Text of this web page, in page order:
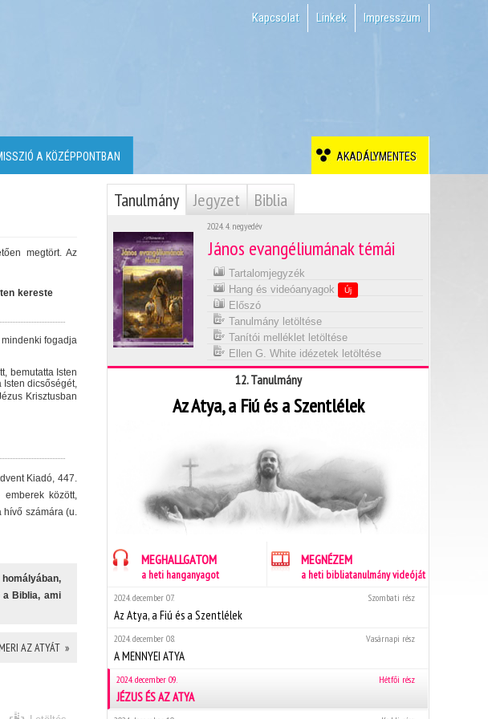
Kapcsolat Linkek Impresszum
A KÖZÉPPONTBAN AKADÁLYMENTES
megtört. Az
kereste
fogadja
bemutatta Isten
Isten dicsőségét,
Krisztusban
Kiadó, 447.
emberek között,
számára (u.
a Biblia, ami
AZ ATYÁT »
Tanulmány Jegyzet Biblia
2024. 4. negyedév
János evangéliumának témái
Tartalomjegyzék
Hang és videóanyagok
Új
Előszó
Tanulmány letöltése
Tanítói melléklet letöltése
Ellen G. White idézetek letöltése
12. Tanulmány
Az Atya, a Fiú és a Szentlélek
MEGHALLGATOM
a heti hanganyagot
MEGNÉZEM
a heti bibliatanulmány videóját
Szombati rész
2024. december 07.
Az Atya, a Fiú és a Szentlélek
Vasárnapi rész
2024. december 08.
A MENNYEI ATYA
Hétfői rész
2024. december 09.
JÉZUS ÉS AZ ATYA